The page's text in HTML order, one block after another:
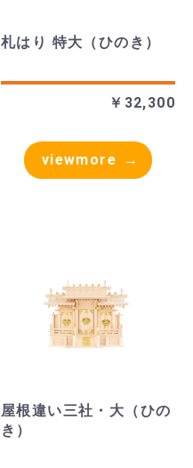
札はり 特大（ひのき）
￥32,300
viewmore
屋根違い三社・大（ひの
き）